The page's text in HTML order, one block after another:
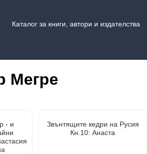
Каталог за книги, автори и издателства
Мегре
- и
Звънтящите кедри на Русия
Кн.10: Анаста